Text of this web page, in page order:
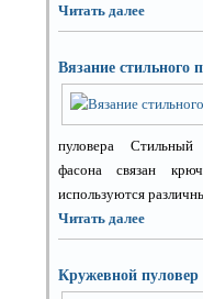
Читать далее
Вязание стильного
пуловера Стильный
фасона связан
используются
Читать далее
Кружевной